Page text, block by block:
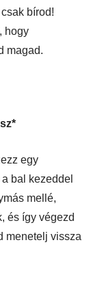
bírod!
hogy
magad.
egy
bal kezeddel
mellé,
és így végezd
menetelj vissza